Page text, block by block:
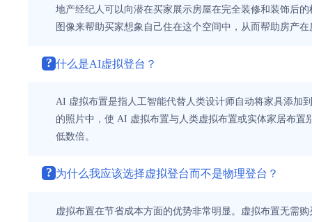
地产经纪人可以向潜在买家展示房屋在完全装修和装饰后
图像来帮助买家想象自己住在这个空间中，从而帮助房产
? 什么是AI虚拟登台？
AI 虚拟布置是指人工智能代替人类设计师自动将家具添加
的照片中，使 AI 虚拟布置与人类虚拟布置或实体家居布
低数倍。
? 为什么我应该选择虚拟登台而不是物理登台？
虚拟布置在节省成本方面的优势非常明显。虚拟布置无需